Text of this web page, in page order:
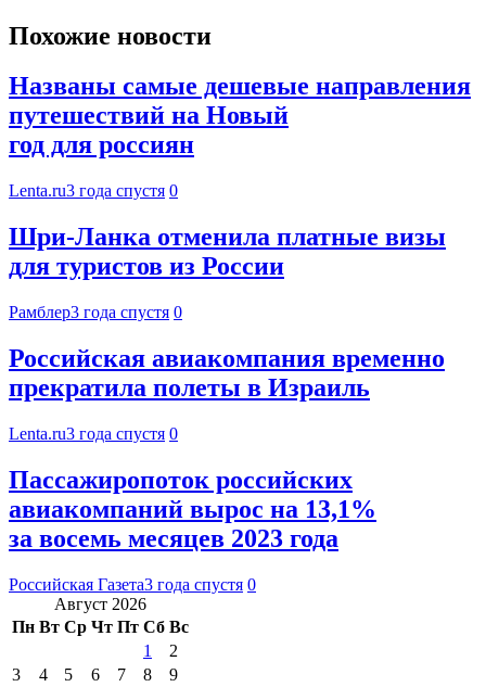
Похожие новости
Названы самые дешевые направления
путешествий на Новый
год для россиян
Lenta.ru3 года спустя 0
Шри-Ланка отменила платные визы
для туристов из России
Рамблер3 года спустя 0
Российская авиакомпания временно
прекратила полеты в Израиль
Lenta.ru3 года спустя 0
Пассажиропоток российских
авиакомпаний вырос на 13,1%
за восемь месяцев 2023 года
Российская Газета3 года спустя 0
Август 2026
Пн Вт Ср Чт Пт Сб Вс
1
2
3
4 5 6 7 8
9